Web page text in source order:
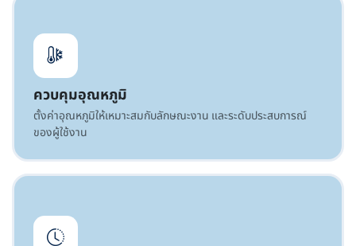
ควบคุมอุณหภูมิ
ตั้งค่าอุณหภูมิให้เหมาะสมกับลักษณะงาน และระดับประสบการณ์
ของผู้ใช้งาน